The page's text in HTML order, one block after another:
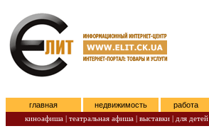
главная недвижимость работа
киноафиша | театральная афиша | выставки | для детей